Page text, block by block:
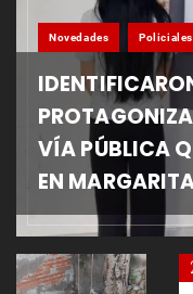
Novedades Policiales
VÍA PÚBLICA
EN